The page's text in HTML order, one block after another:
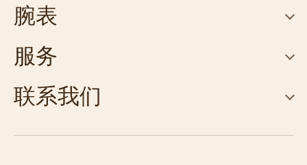
腕表
服务
联系我们